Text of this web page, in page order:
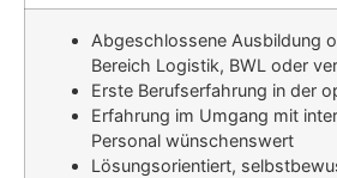
Abgeschlossene Ausbildung
Bereich Logistik, BWL oder
Erste Berufserfahrung in der
Erfahrung im Umgang mit
Personal wünschenswert
Lösungsorientiert,